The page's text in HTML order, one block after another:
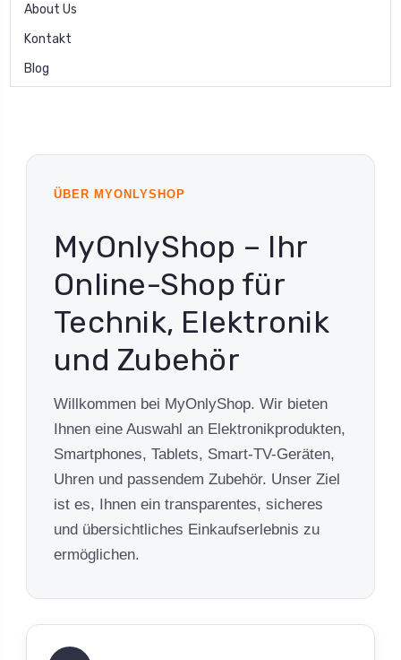
About Us
Kontakt
Blog
ÜBER MYONLYSHOP
MyOnlyShop – Ihr
Online-Shop für
Technik, Elektronik
und Zubehör
Willkommen bei MyOnlyShop. Wir bieten
Ihnen eine Auswahl an Elektronikprodukten,
Smartphones, Tablets, Smart-TV-Geräten,
Uhren und passendem Zubehör. Unser Ziel
ist es, Ihnen ein transparentes, sicheres
und übersichtliches Einkaufserlebnis zu
ermöglichen.